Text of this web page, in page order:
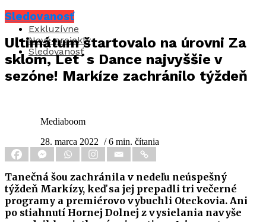
Aktuality
Exkluzívne
Nové projekty
Sledovanosť
Sledovanosť
Ultimátum štartovalo na úrovni Za
sklom, Let´s Dance najvyššie v
sezóne! Markíze zachránilo týždeň
Mediaboom
28. marca 2022 / 6 min. čítania
Tanečná šou zachránila v nedeľu neúspešný
týždeň Markízy, keď sa jej prepadli tri večerné
programy a premiérovo vybuchli Oteckovia. Ani
po stiahnutí Hornej Dolnej z vysielania navyše